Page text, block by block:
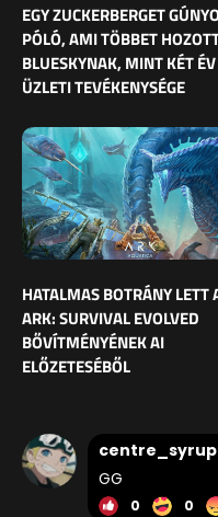
EGY ZUCKERBERGET
PÓLÓ, AMI TÖBBET
BLUESKYNAK, MINT KÉT ÉV
ÜZLETI TEVÉKENYSÉGE
HATALMAS BOTRÁNY LETT
ARK: SURVIVAL EVOLVED
BŐVÍTMÉNYÉNEK AI
ELŐZETESÉBŐL
centre_syrup
GG
0 0